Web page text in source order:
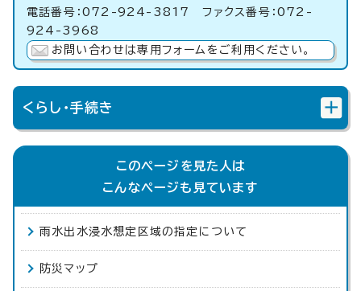
電話番号：072-924-3817 ファクス番号：072-
924-3968
お問い合わせは専用フォームをご利用ください。
くらし・手続き
このページを見た人は
こんなページも見ています
雨水出水浸水想定区域の指定について
防災マップ